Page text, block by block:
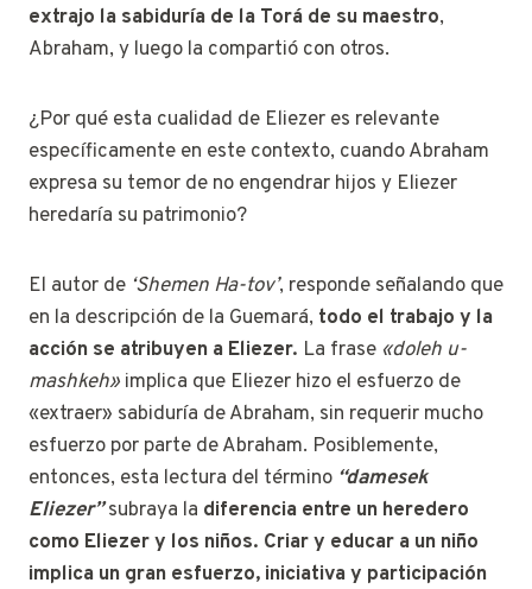
extrajo la sabiduría de la Torá de su maestro,
Abraham, y luego la compartió con otros.
¿Por qué esta cualidad de Eliezer es relevante
específicamente en este contexto, cuando Abraham
expresa su temor de no engendrar hijos y Eliezer
heredaría su patrimonio?
El autor de ‘Shemen Ha-tov’, responde señalando que
en la descripción de la Guemará, todo el trabajo y la
acción se atribuyen a Eliezer. La frase «doleh u-
mashkeh» implica que Eliezer hizo el esfuerzo de
«extraer» sabiduría de Abraham, sin requerir mucho
esfuerzo por parte de Abraham. Posiblemente,
entonces, esta lectura del término “damesek
Eliezer”subraya la diferencia entre un heredero
como Eliezer y los niños. Criar y educar a un niño
implica un gran esfuerzo, iniciativa y participación